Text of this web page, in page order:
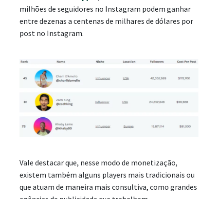
milhões de seguidores no Instagram podem ganhar
entre dezenas a centenas de milhares de dólares por
post no Instagram.
Vale destacar que, nesse modo de monetização,
existem também alguns players mais tradicionais ou
que atuam de maneira mais consultiva, como grandes